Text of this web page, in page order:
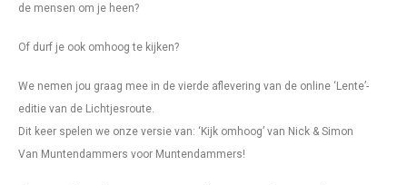
de mensen om je heen?
Of durf je ook omhoog te kijken?
We nemen jou graag mee in de vierde aflevering van de online ‘Lente’-
editie van de Lichtjesroute.
Dit keer spelen we onze versie van: ‘Kijk omhoog’ van Nick & Simon
Van Muntendammers voor Muntendammers!